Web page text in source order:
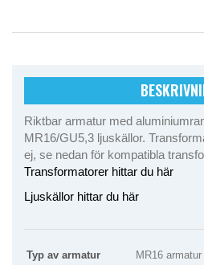
Riktbar armatur med
MR16/GU5,3 ljuskällor.
ej, se nedan för kompatibla
Transformatorer hittar du här
Ljuskällor hittar du här
Typ av armatur
MR16 armatur